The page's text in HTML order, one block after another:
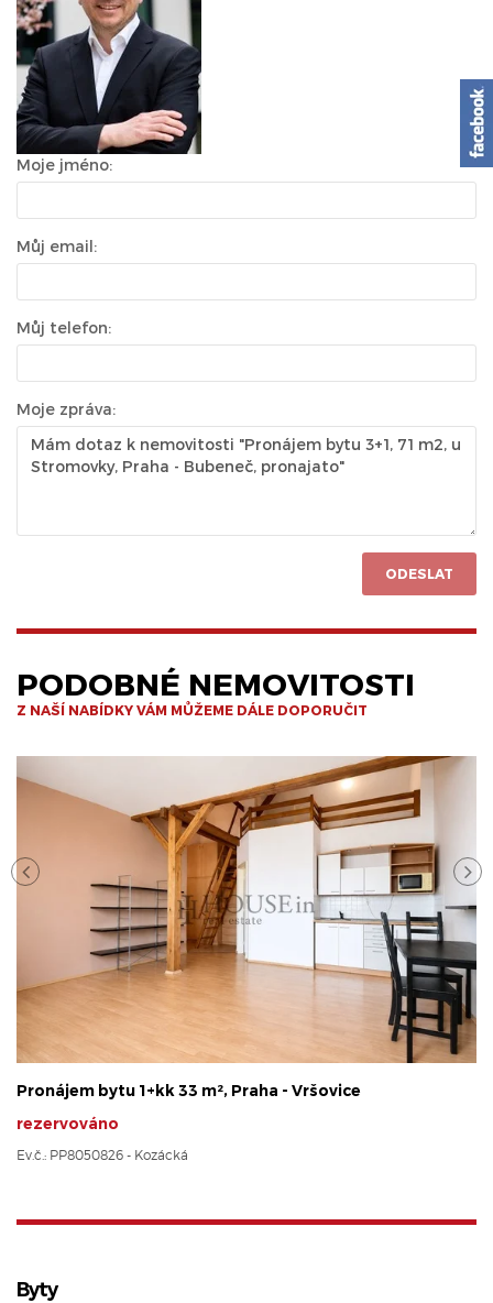
Moje jméno:
Můj email:
Můj telefon:
Moje zpráva:
ODESLAT
PODOBNÉ NEMOVITOSTI
Z NAŠÍ NABÍDKY VÁM MŮŽEME DÁLE DOPORUČIT
Pronájem bytu 1+kk 33 m², Praha - Vršovice
rezervováno
Ev.č.: PP8050826 - Kozácká
Byty